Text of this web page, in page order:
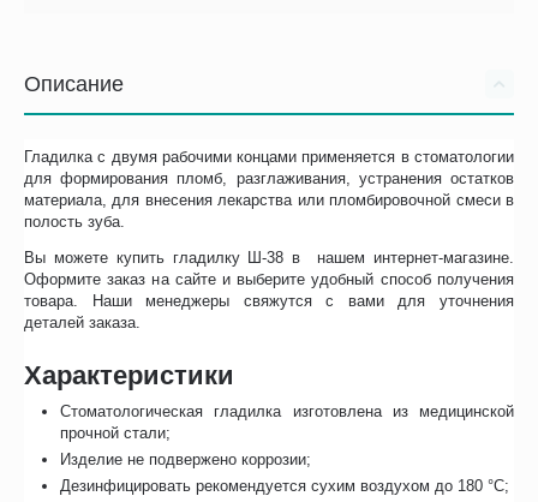
Описание
Гладилка с двумя рабочими концами применяется в стоматологии
для формирования пломб, разглаживания, устранения остатков
материала, для внесения лекарства или пломбировочной смеси в
полость зуба.
Вы можете купить гладилку Ш-38 в нашем интернет-магазине.
Оформите заказ на сайте и выберите удобный способ получения
товара. Наши менеджеры свяжутся с вами для уточнения
деталей заказа.
Характеристики
Стоматологическая гладилка изготовлена из медицинской
прочной стали;
Изделие не подвержено коррозии;
Дезинфицировать рекомендуется сухим воздухом до 180 °C;